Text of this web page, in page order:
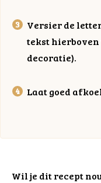
Versier de
tekst
decoratie).
Laat goed
Wil je dit recept